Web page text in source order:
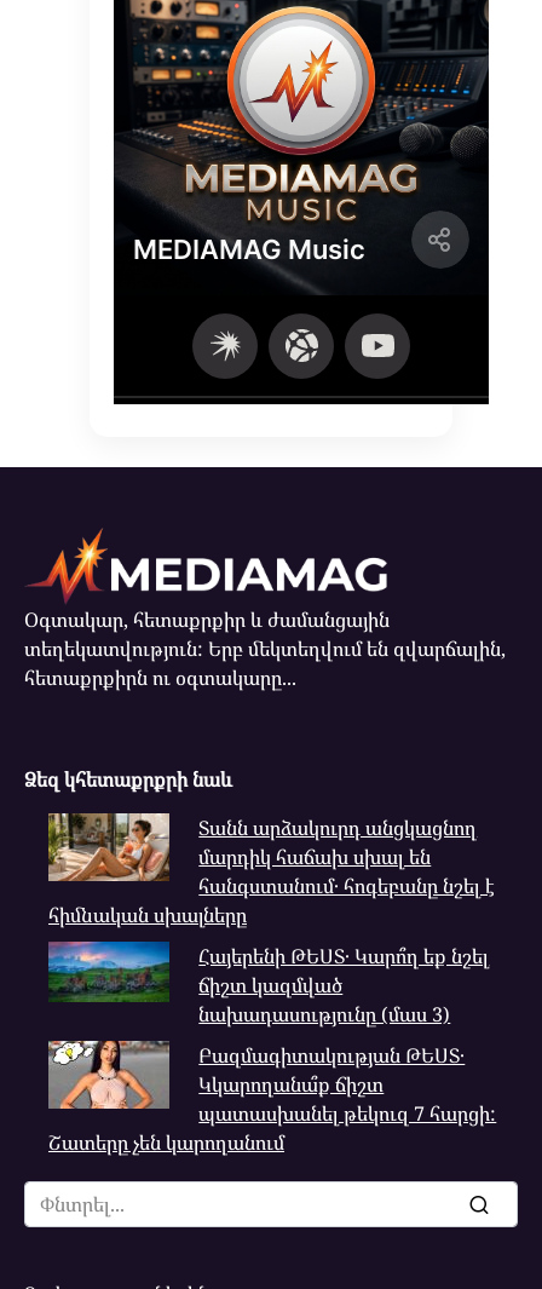
Օգտակար, հետաքրքիր և ժամանցային
տեղեկատվություն: Երբ մեկտեղվում են զվարճալին,
հետաքրքիրն ու օգտակարը...
Ձեզ կհետաքրքրի նաև
Տանն արձակուրդ անցկացնող
մարդիկ հաճախ սխալ են
հանգստանում․ հոգեբանը նշել է
հիմնական սխալները
Հայերենի ԹԵՍՏ․ Կարո՞ղ եք նշել
ճիշտ կազմված
նախադասությունը (մաս 3)
Բազմագիտակության ԹԵՍՏ․
Կկարողանա՞ք ճիշտ
պատասխանել թեկուզ 7 հարցի:
Շատերը չեն կարողանում
Search
for: